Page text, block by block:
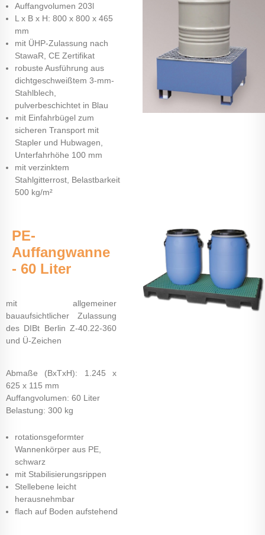
Auffangvolumen 203l
L x B x H: 800 x 800 x 465
mm
mit ÜHP-Zulassung nach
StawaR, CE Zertifikat
robuste Ausführung aus
dichtgeschweißtem 3-mm-
Stahlblech,
pulverbeschichtet in Blau
mit Einfahrbügel zum
sicheren Transport mit
Stapler und Hubwagen,
Unterfahrhöhe 100 mm
mit verzinktem
Stahlgitterrost, Belastbarkeit
500 kg/m²
PE-
Auffangwanne
- 60 Liter
mit allgemeiner
bauaufsichtlicher Zulassung
des DIBt Berlin Z-40.22-360
und Ü-Zeichen
Abmaße (BxTxH): 1.245 x
625 x 115 mm
Auffangvolumen: 60 Liter
Belastung: 300 kg
rotationsgeformter
Wannenkörper aus PE,
schwarz
mit Stabilisierungsrippen
Stellebene leicht
herausnehmbar
flach auf Boden aufstehend